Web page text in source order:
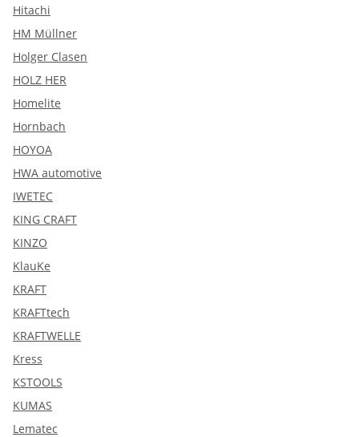
Hitachi
HM Müllner
Holger Clasen
HOLZ HER
Homelite
Hornbach
HOYOA
HWA automotive
IWETEC
KING CRAFT
KINZO
KlauKe
KRAFT
KRAFTtech
KRAFTWELLE
Kress
KSTOOLS
KUMAS
Lematec